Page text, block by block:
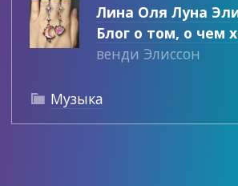
Лина Оля Луна
Блог о том, о чем
венди Элиссон
 Музыка